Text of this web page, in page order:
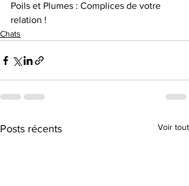
Poils et Plumes : Complices de votre
relation !
Chats
Posts récents Voir tout